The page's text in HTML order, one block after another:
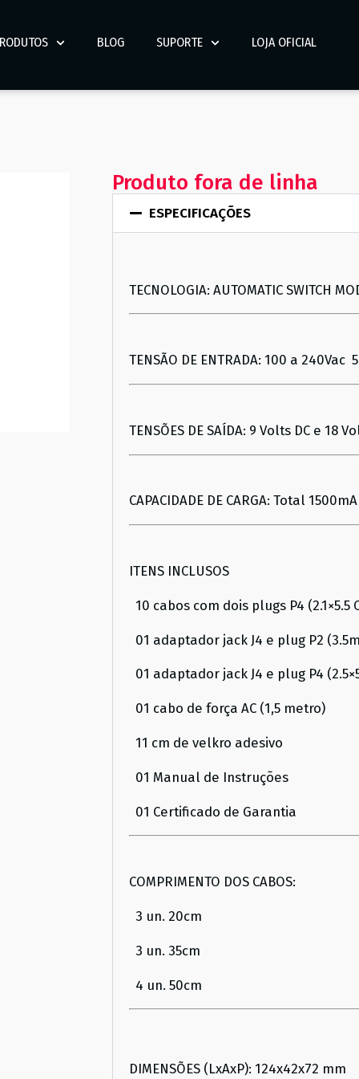
BLOG SUPORTE LOJA OFICIAL
Produto fora de linha
ESPECIFICAÇÕES
TECNOLOGIA: AUTOMATIC SWITCH
TENSÃO DE ENTRADA: 100 a 240Vac
TENSÕES DE SAÍDA: 9 Volts DC e 18
CAPACIDADE DE CARGA: Total
ITENS INCLUSOS
10 cabos com dois plugs P4 (2.1×5.5
01 adaptador jack J4 e plug P2
01 adaptador jack J4 e plug P4
01 cabo de força AC (1,5 metro)
11 cm de velkro adesivo
01 Manual de Instruções
01 Certificado de Garantia
COMPRIMENTO DOS CABOS:
3 un. 20cm
3 un. 35cm
4 un. 50cm
DIMENSÕES (LxAxP): 124x42x72 mm